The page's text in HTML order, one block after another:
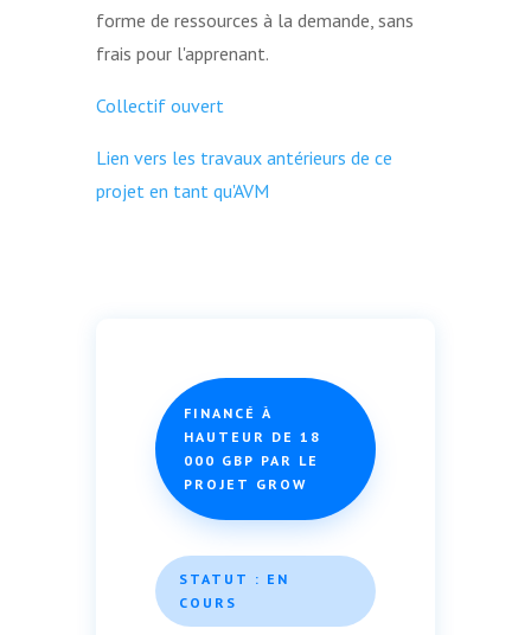
forme de ressources à la demande, sans
frais pour l'apprenant.
Collectif ouvert
Lien vers les travaux antérieurs de ce
projet en tant qu'AVM
FINANCÉ À
HAUTEUR DE 18
000 GBP PAR LE
PROJET GROW
STATUT : EN
COURS